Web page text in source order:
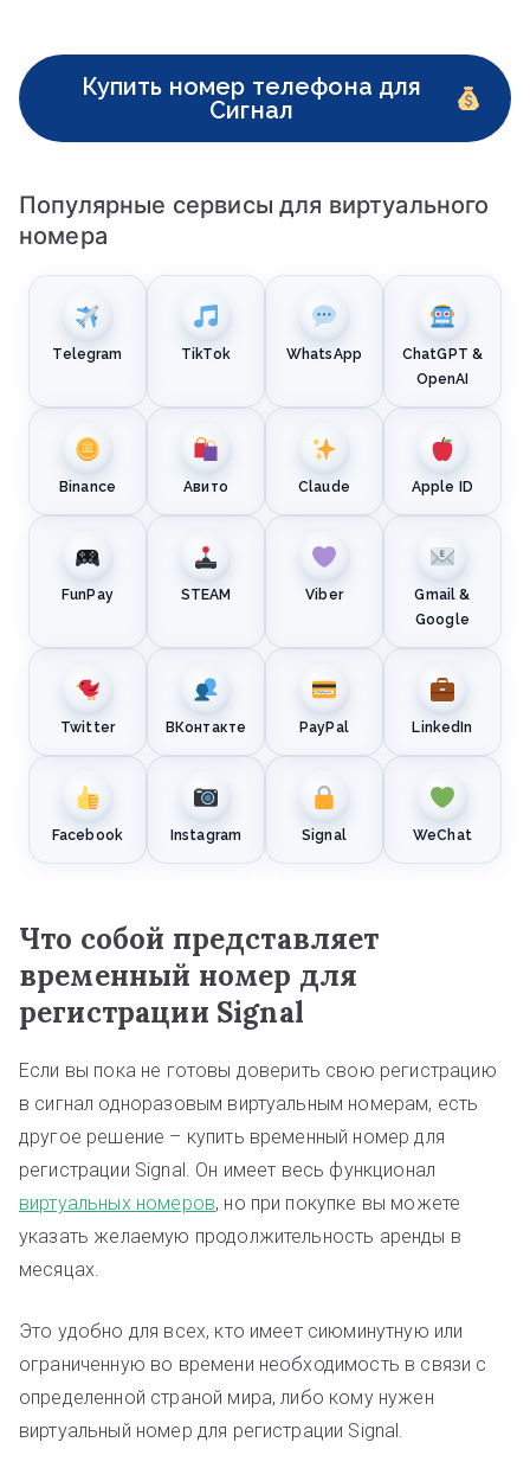
Купить номер телефона для
Сигнал
Популярные сервисы для виртуального
номера
Telegram TikTok WhatsApp
ChatGPT &
OpenAI
Binance Авито Claude Apple ID
FunPay STEAM Viber
Gmail &
Google
Twitter ВКонтакте PayPal LinkedIn
Facebook Instagram Signal WeChat
Что собой представляет
временный номер для
регистрации Signal
Если вы пока не готовы доверить свою регистрацию
в сигнал одноразовым виртуальным номерам, есть
другое решение – купить временный номер для
регистрации Signal. Он имеет весь функционал
виртуальных номеров, но при покупке вы можете
указать желаемую продолжительность аренды в
месяцах.
Это удобно для всех, кто имеет сиюминутную или
ограниченную во времени необходимость в связи с
определенной страной мира, либо кому нужен
виртуальный номер для регистрации Signal.